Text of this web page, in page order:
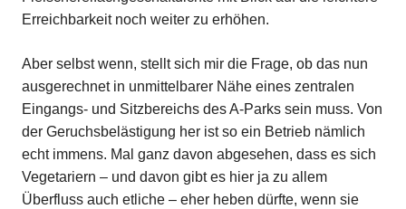
Erreichbarkeit noch weiter zu erhöhen.
Aber selbst wenn, stellt sich mir die Frage, ob das nun
ausgerechnet in unmittelbarer Nähe eines zentralen
Eingangs- und Sitzbereichs des A-Parks sein muss. Von
der Geruchsbelästigung her ist so ein Betrieb nämlich
echt immens. Mal ganz davon abgesehen, dass es sich
Vegetariern – und davon gibt es hier ja zu allem
Überfluss auch etliche – eher heben dürfte, wenn sie